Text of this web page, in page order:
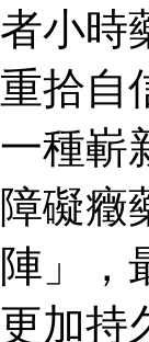
者小時
重拾自
一種嶄
障礙癥
陣」，
更加持